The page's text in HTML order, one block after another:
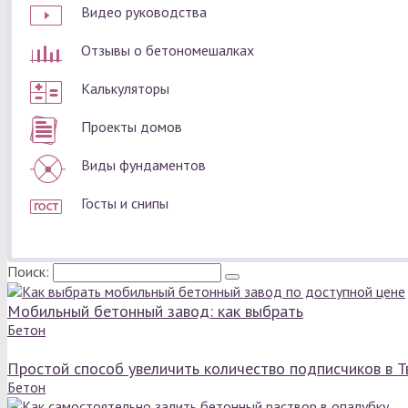
Видео руководства
Отзывы о бетономешалках
Калькуляторы
Проекты домов
Виды фундаментов
Госты и снипы
Поиск:
Мобильный бетонный завод: как выбрать
Бетон
Простой способ увеличить количество подписчиков в
Бетон